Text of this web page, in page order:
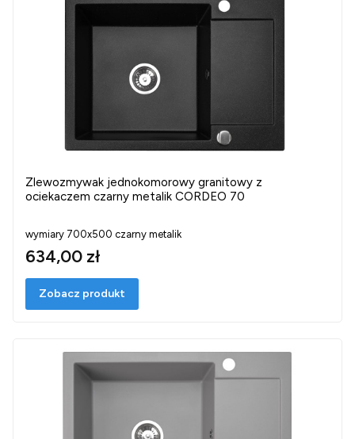
Zlewozmywak jednokomorowy granitowy z
ociekaczem czarny metalik CORDEO 70
wymiary 700x500 czarny metalik
634,00 zł
Zobacz produkt